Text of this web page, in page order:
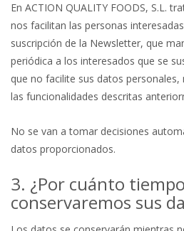
En ACTION QUALITY FOODS, S.L.
nos facilitan las personas
suscripción de la Newsletter, que
periódica a los interesados que se
que no facilite sus datos
las funcionalidades descritas
No se van a tomar decisiones
datos proporcionados.
3. ¿Por cuánto tiempo
conservaremos sus